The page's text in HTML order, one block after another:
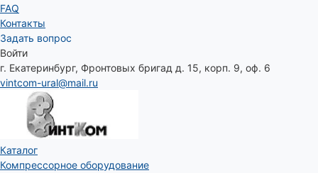
FAQ
Контакты
Задать вопрос
Войти
г. Екатеринбург, Фронтовых бригад д. 15, корп. 9, оф. 6
vintcom-ural@mail.ru
Каталог
Компрессорное оборудование